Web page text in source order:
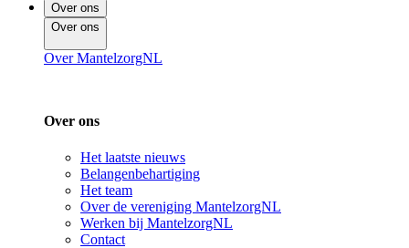
Over ons
Over ons
Over MantelzorgNL
Over ons
Het laatste nieuws
Belangenbehartiging
Het team
Over de vereniging MantelzorgNL
Werken bij MantelzorgNL
Contact